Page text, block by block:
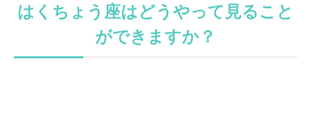
はくちょう座はどうやって見ること
ができますか？